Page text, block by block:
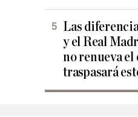
Las
y el Real
no renueva el
traspasará